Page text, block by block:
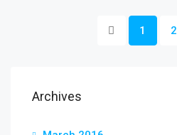
1 2
Archives